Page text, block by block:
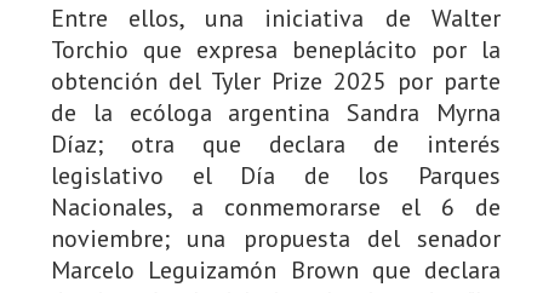
Entre ellos, una iniciativa de Walter
Torchio que expresa beneplácito por la
obtención del Tyler Prize 2025 por parte
de la ecóloga argentina Sandra Myrna
Díaz; otra que declara de interés
legislativo el Día de los Parques
Nacionales, a conmemorarse el 6 de
noviembre; una propuesta del senador
Marcelo Leguizamón Brown que declara